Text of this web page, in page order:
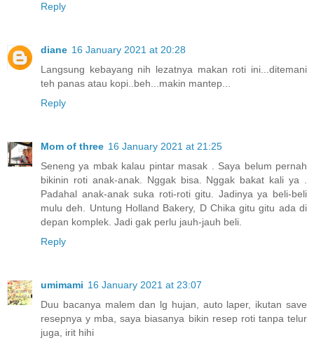
Reply
diane 16 January 2021 at 20:28
Langsung kebayang nih lezatnya makan roti ini...ditemani
teh panas atau kopi..beh...makin mantep...
Reply
Mom of three 16 January 2021 at 21:25
Seneng ya mbak kalau pintar masak . Saya belum pernah
bikinin roti anak-anak. Nggak bisa. Nggak bakat kali ya .
Padahal anak-anak suka roti-roti gitu. Jadinya ya beli-beli
mulu deh. Untung Holland Bakery, D Chika gitu gitu ada di
depan komplek. Jadi gak perlu jauh-jauh beli.
Reply
umimami 16 January 2021 at 23:07
Duu bacanya malem dan lg hujan, auto laper, ikutan save
resepnya y mba, saya biasanya bikin resep roti tanpa telur
juga, irit hihi